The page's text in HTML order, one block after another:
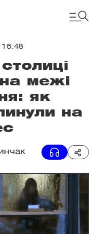
16:48
межі
як
на